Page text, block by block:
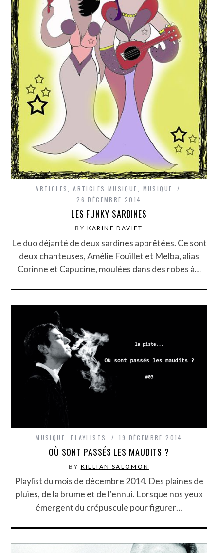
ARTICLES ,ARTICLES MUSIQUE
MUSIQUE
26 DÉCEMBRE 2014
LES FUNKY SARDINES
BY KARINE DAVIET
Le duo déjanté de deux sardines apprêtées. Ce sont
deux chanteuses, Amélie Fouillet et Melba, alias
Corinne et Capucine, moulées dans des robes à…
MUSIQUE PLAYLISTS 19 DÉCEMBRE 2014
OÙ SONT PASSÉS LES MAUDITS ?
BY KILLIAN SALOMON
Playlist du mois de décembre 2014. Des plaines de
pluies, de la brume et de l’ennui. Lorsque nos yeux
émergent du crépuscule pour figurer…